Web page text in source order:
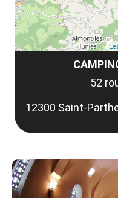
52
12300 Saint-